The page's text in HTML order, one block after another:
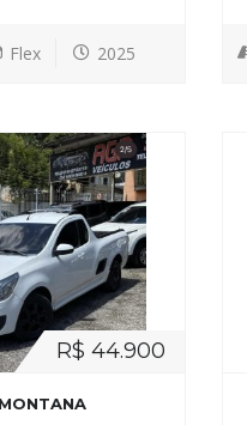
Flex 2025
R$ 44.900